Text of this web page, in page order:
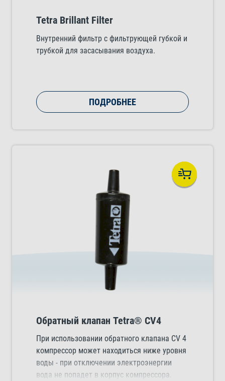
Tetra Brillant Filter
Внутренний фильтр с фильтрующей губкой и
трубкой для засасывания воздуха.
ПОДРОБНЕЕ
Обратный клапан Tetra® CV4
При использовании обратного клапана CV 4
компрессор может находиться ниже уровня
воды - при отключении электроэнергии
вода не попадет в корпус компрессора.